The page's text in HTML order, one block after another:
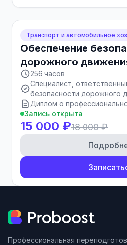
Транспорт и автомобильное
Обеспечение
дорожного
256 часов
Специалист,
безопасности дорожного
Диплом о
Запись открыта
15 000 ₽18 000 ₽
Профессиональная